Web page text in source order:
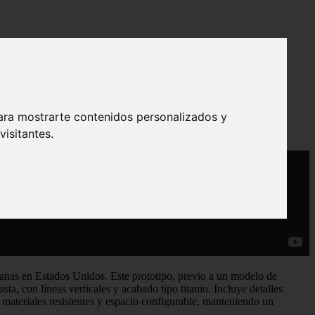
mostrarte contenidos personalizados y
en Estados Unidos. Este prototipo, previo a un modelo de
con líneas verticales y acabado tipo titanio. Incluye detalles
resistentes y espacio configurable, manteniendo un